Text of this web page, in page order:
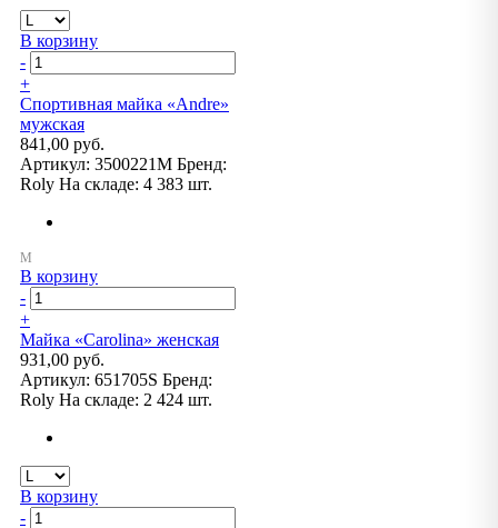
В корзину
-
+
Спортивная майка «Andre»
мужская
841,00 руб.
Артикул: 3500221M Бренд:
Roly На складе: 4 383 шт.
В корзину
-
+
Майка «Carolina» женская
931,00 руб.
Артикул: 651705S Бренд:
Roly На складе: 2 424 шт.
В корзину
-